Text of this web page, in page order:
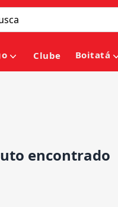
Clube Boitatá
encontrado